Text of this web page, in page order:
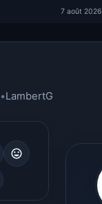
7 août 2026
•LambertG